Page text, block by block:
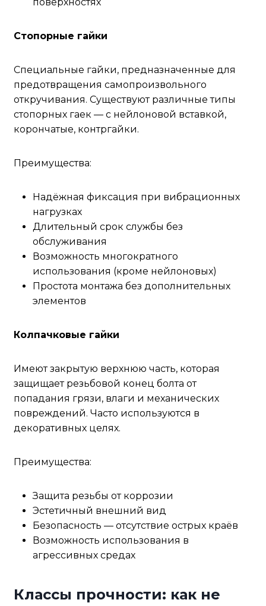
Стопорные гайки
Специальные гайки, предназначенные для
предотвращения самопроизвольного
откручивания. Существуют различные типы
стопорных гаек — с нейлоновой вставкой,
корончатые, контргайки.
Преимущества:
Надёжная фиксация при вибрационных
нагрузках
Длительный срок службы без
обслуживания
Возможность многократного
использования (кроме нейлоновых)
Простота монтажа без дополнительных
элементов
Колпачковые гайки
Имеют закрытую верхнюю часть, которая
защищает резьбовой конец болта от
попадания грязи, влаги и механических
повреждений. Часто используются в
декоративных целях.
Преимущества:
Защита резьбы от коррозии
Эстетичный внешний вид
Безопасность — отсутствие острых краёв
Возможность использования в
агрессивных средах
Классы прочности: как не